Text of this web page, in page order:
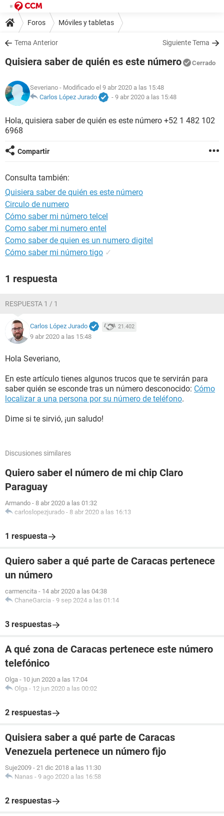
Foros Móviles y tabletas
Tema Anterior Siguiente Tema
Quisiera saber de quién es este número Cerrado
Severiano - Modificado el 9 abr 2020 a las 15:48
Carlos López Jurado
- 9 abr 2020 a las 15:48
Hola, quisiera saber de quién es este número +52 1 482 102
6968
Compartir
Consulta también:
Quisiera saber de quién es este número
Circulo de numero
Cómo saber mi número telcel
Como saber mi numero entel
Como saber de quien es un numero digitel
Cómo saber mi número tigo ✓
1 respuesta
RESPUESTA 1 / 1
Carlos López Jurado 21.402
9 abr 2020 a las 15:48
Hola Severiano,
En este artículo tienes algunos trucos que te servirán para
saber quién se esconde tras un número desconocido: Cómo
localizar a una persona por su número de teléfono.
Dime si te sirvió, ¡un saludo!
Discusiones similares
Quiero saber el número de mi chip Claro
Paraguay
Armando - 8 abr 2020 a las 01:32
carloslopezjurado - 8 abr 2020 a las 16:13
1 respuesta
Quiero saber a qué parte de Caracas pertenece
un número
carmencita - 14 abr 2020 a las 04:38
ChaneGarcia - 9 sep 2024 a las 01:14
3 respuestas
A qué zona de Caracas pertenece este número
telefónico
Olga - 10 jun 2020 a las 17:04
Olga - 12 jun 2020 a las 00:02
2 respuestas
Quisiera saber a qué parte de Caracas
Venezuela pertenece un número fijo
Suje2009 - 21 dic 2018 a las 11:30
Nanas - 9 ago 2020 a las 16:58
2 respuestas